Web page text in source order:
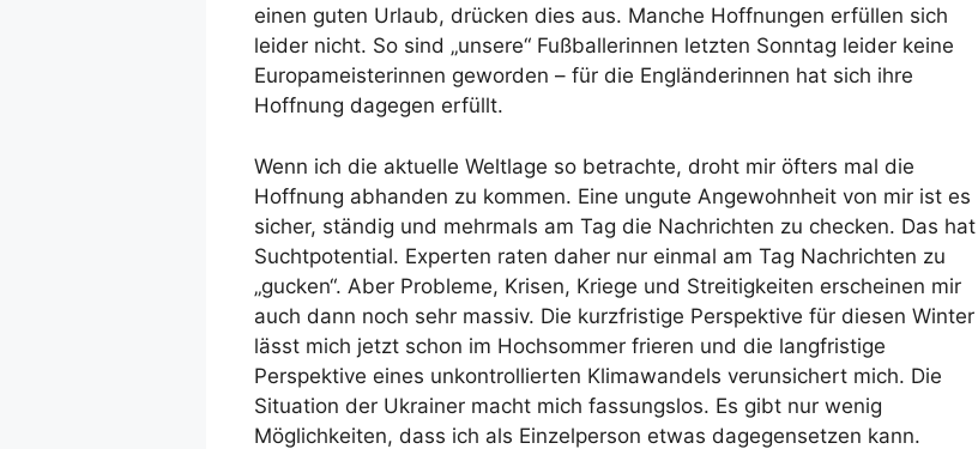
einen guten Urlaub, drücken dies aus. Manche Hoffnungen erfüllen sich
leider nicht. So sind „unsere“ Fußballerinnen letzten Sonntag leider keine
Europameisterinnen geworden – für die Engländerinnen hat sich ihre
Hoffnung dagegen erfüllt.
Wenn ich die aktuelle Weltlage so betrachte, droht mir öfters mal die
Hoffnung abhanden zu kommen. Eine ungute Angewohnheit von mir ist es
sicher, ständig und mehrmals am Tag die Nachrichten zu checken. Das hat
Suchtpotential. Experten raten daher nur einmal am Tag Nachrichten zu
„gucken“. Aber Probleme, Krisen, Kriege und Streitigkeiten erscheinen mir
auch dann noch sehr massiv. Die kurzfristige Perspektive für diesen Winter
lässt mich jetzt schon im Hochsommer frieren und die langfristige
Perspektive eines unkontrollierten Klimawandels verunsichert mich. Die
Situation der Ukrainer macht mich fassungslos. Es gibt nur wenig
Möglichkeiten, dass ich als Einzelperson etwas dagegensetzen kann.